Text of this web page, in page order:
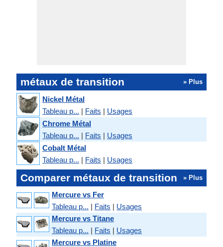
métaux de transition » Plus
Nickel Métal
Tableau p... | Faits | Usages
Chrome Métal
Tableau p... | Faits | Usages
Cobalt Métal
Tableau p... | Faits | Usages
Comparer métaux de transition » Plus
Mercure vs Fer
Tableau p... | Faits | Usages
Mercure vs Titane
Tableau p... | Faits | Usages
Mercure vs Platine